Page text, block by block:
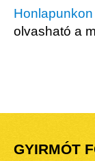
Honlapunkon
olvasható a
GYIRMÓT